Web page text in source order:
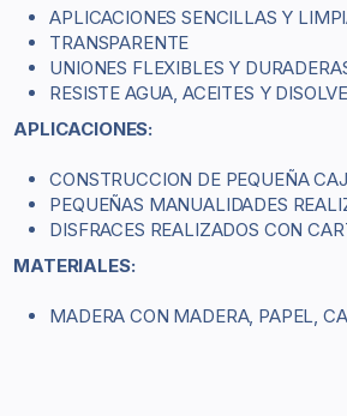
APLICACIONES SENCILLAS Y
TRANSPARENTE
UNIONES FLEXIBLES Y
RESISTE AGUA, ACEITES Y
APLICACIONES:
CONSTRUCCION DE PEQUEÑA
PEQUEÑAS MANUALIDADES
DISFRACES REALIZADOS CON
MATERIALES:
MADERA CON MADERA, PAPEL,